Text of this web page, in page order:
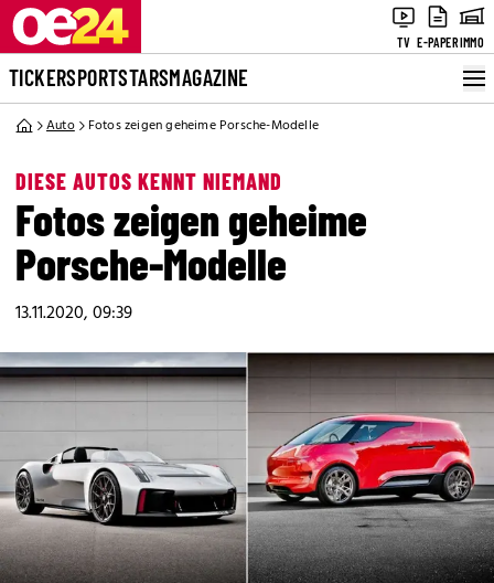
TV E-PAPERIMMO
TICKERSPORTSTARSMAGAZINE
Auto Fotos zeigen geheime Porsche-Modelle
DIESE AUTOS KENNT NIEMAND
Fotos zeigen geheime
Porsche-Modelle
13.11.2020, 09:39